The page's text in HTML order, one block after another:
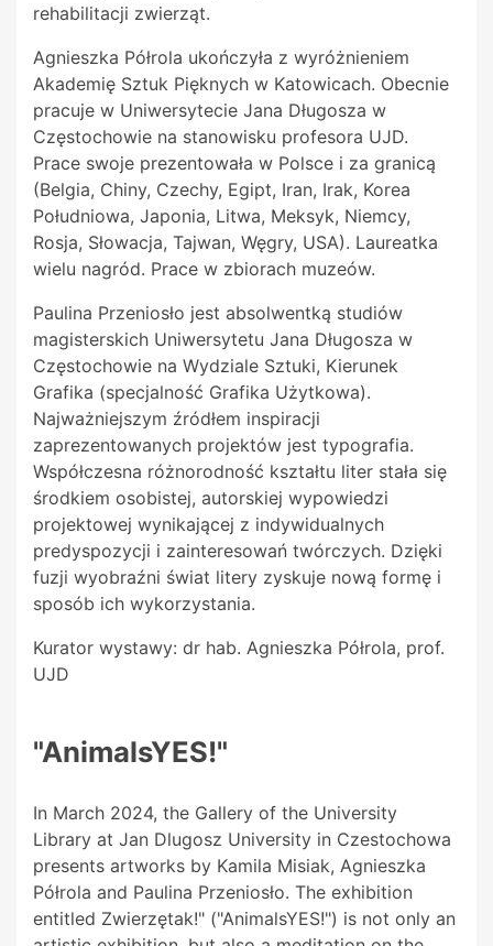
rehabilitacji zwierząt.
Agnieszka Półrola ukończyła z wyróżnieniem
Akademię Sztuk Pięknych w Katowicach. Obecnie
pracuje w Uniwersytecie Jana Długosza w
Częstochowie na stanowisku profesora UJD.
Prace swoje prezentowała w Polsce i za granicą
(Belgia, Chiny, Czechy, Egipt, Iran, Irak, Korea
Południowa, Japonia, Litwa, Meksyk, Niemcy,
Rosja, Słowacja, Tajwan, Węgry, USA). Laureatka
wielu nagród. Prace w zbiorach muzeów.
Paulina Przeniosło jest absolwentką studiów
magisterskich Uniwersytetu Jana Długosza w
Częstochowie na Wydziale Sztuki, Kierunek
Grafika (specjalność Grafika Użytkowa).
Najważniejszym źródłem inspiracji
zaprezentowanych projektów jest typografia.
Współczesna różnorodność kształtu liter stała się
środkiem osobistej, autorskiej wypowiedzi
projektowej wynikającej z indywidualnych
predyspozycji i zainteresowań twórczych. Dzięki
fuzji wyobraźni świat litery zyskuje nową formę i
sposób ich wykorzystania.
Kurator wystawy: dr hab. Agnieszka Półrola, prof.
UJD
"AnimalsYES!"
In March 2024, the Gallery of the University
Library at Jan Dlugosz University in Czestochowa
presents artworks by Kamila Misiak, Agnieszka
Półrola and Paulina Przeniosło. The exhibition
entitled Zwierzętak!" ("AnimalsYES!") is not only an